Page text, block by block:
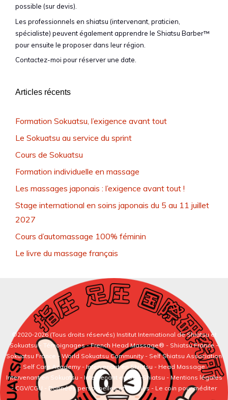
possible (sur devis).
Les professionnels en shiatsu (intervenant, praticien,
spécialiste) peuvent également apprendre le Shiatsu Barber™
pour ensuite le proposer dans leur région.
Contactez-moi pour réserver une date.
Articles récents
Formation Sokuatsu, l’exigence avant tout
Le Sokuatsu au service du sprint
Cours de Sokuatsu
Formation individuelle en massage
Les massages japonais : l’exigence avant tout !
Stage international en soins japonais du 5 au 11 juillet
2027
Cours d’automassage 100% féminin
Le livre du massage français
©2020-2026 (Tous droits réservés) Institut International de Shiatsu et
Sokuatsu- Témoignages-French Head Massage® - Shiatsu France -
Sokuatsu France -World Sokuatsu Community - Self Shiatsu Association
- Self Care Academy - Intervenant en Shiatsu - Head Massage-
Intervenant en Sokuatsu - Intervenant en Self-Shiatsu - Mentions légales
- CGV/CGU - Données personnelles et cookies - Le coin pour méditer